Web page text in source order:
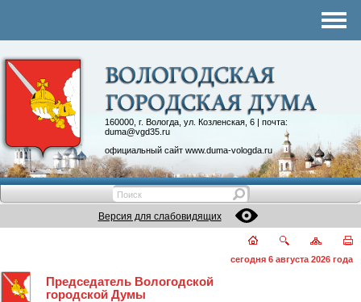
160000, г. Вологда, ул. Козленская, 6 | почта:
duma@vgd35.ru
официальный сайт www.duma-vologda.ru
Контакты
Депутатские объединения
Версия для слабовидящих
сегодня 6 августа 2026 года
Председатель Вологодской
городской Думы